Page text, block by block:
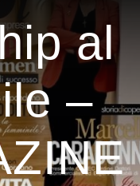
al
–